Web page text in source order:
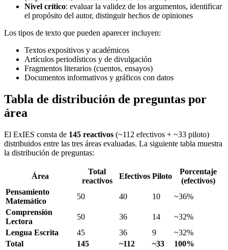
Nivel crítico: evaluar la validez de los argumentos, identificar
el propósito del autor, distinguir hechos de opiniones
Los tipos de texto que pueden aparecer incluyen:
Textos expositivos y académicos
Artículos periodísticos y de divulgación
Fragmentos literarios (cuentos, ensayos)
Documentos informativos y gráficos con datos
Tabla de distribución de preguntas por
área
El ExIES consta de 145 reactivos (~112 efectivos + ~33 piloto)
distribuidos entre las tres áreas evaluadas. La siguiente tabla muestra
la distribución de preguntas:
Área
Total
reactivos
Efectivos Piloto
Porcentaje
(efectivos)
Pensamiento
Matemático
50 40 10
~36%
Comprensión
Lectora
50 36 14
~32%
Lengua Escrita
45 36 9
~32%
Total
145 ~112 ~33 100%